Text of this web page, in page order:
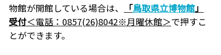
物館が開館している場合は、
「鳥取県立博物館」
受付＜電話：0857(26)8042※月曜休館＞で押すこ
とができます。